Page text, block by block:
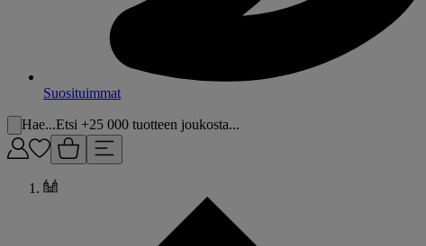
Suosituimmat
Hae...Etsi +25 000 tuotteen joukosta...